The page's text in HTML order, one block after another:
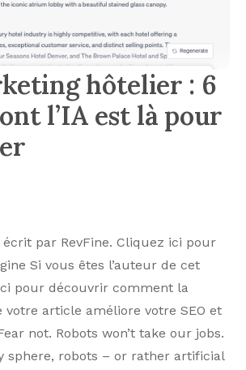
hôtelier : 6
l’IA est là pour
par RevFine. Cliquez ici pour
Si vous êtes l’auteur de cet
pour découvrir comment la
article améliore votre SEO et
not. Robots won’t take our jobs.
sphere, robots – or rather artificial